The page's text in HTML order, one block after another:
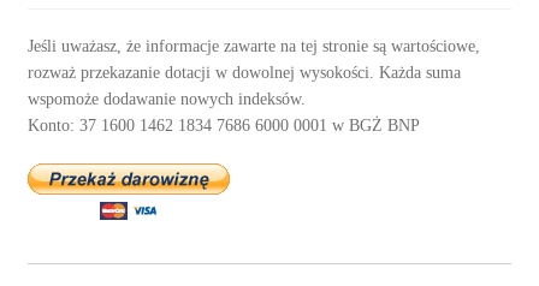
Jeśli uważasz, że informacje zawarte na tej stronie są wartościowe,
rozważ przekazanie dotacji w dowolnej wysokości. Każda suma
wspomoże dodawanie nowych indeksów.
Konto: 37 1600 1462 1834 7686 6000 0001 w BGŻ BNP